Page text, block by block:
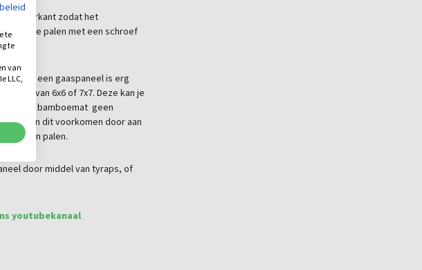
onderkant zodat het
aan de palen met een schroef
tegen een gaaspaneel is erg
palen van 6x6 of 7x7. Deze kan je
dat de bamboemat geen
Je kan dit voorkomen door aan
palen.
door middel van tyraps, of
youtubekanaal
te
te
van
LLC,